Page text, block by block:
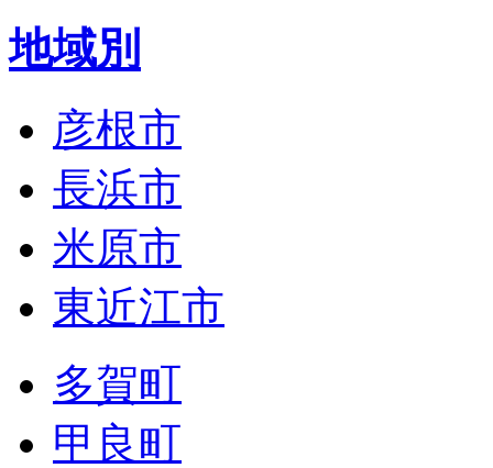
地域別
彦根市
長浜市
米原市
東近江市
多賀町
甲良町